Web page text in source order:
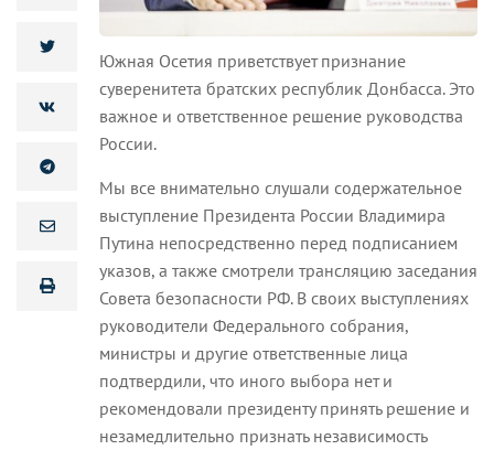
Южная Осетия приветствует признание
суверенитета братских республик Донбасса. Это
важное и ответственное решение руководства
России.
Мы все внимательно слушали содержательное
выступление Президента России Владимира
Путина непосредственно перед подписанием
указов, а также смотрели трансляцию заседания
Совета безопасности РФ. В своих выступлениях
руководители Федерального собрания,
министры и другие ответственные лица
подтвердили, что иного выбора нет и
рекомендовали президенту принять решение и
незамедлительно признать независимость